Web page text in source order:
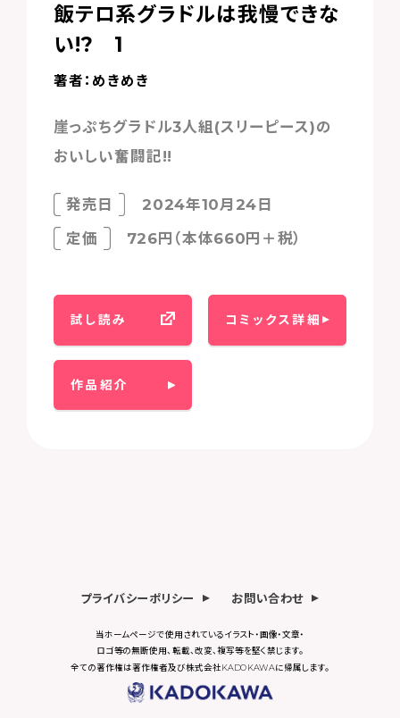
飯テロ系グラドルは我慢できな
い!? 1
著者：めきめき
崖っぷちグラドル3人組(スリーピース)の
おいしい奮闘記!!
発売日
2024年10月24日
定価
726円（本体660円＋税）
試し読み コミックス詳細
作品紹介
プライバシーポリシー お問い合わせ
当ホームページで使用されているイラスト・画像・文章・
ロゴ等の無断使用、転載、改変、複写等を堅く禁じます。
全ての著作権は著作権者及び株式会社KADOKAWAに帰属します。